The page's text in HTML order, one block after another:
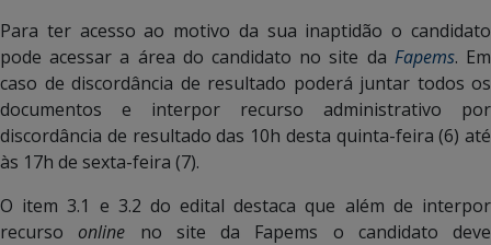
Para ter acesso ao motivo da sua inaptidão o candidato
pode acessar a área do candidato no site da Fapems. Em
caso de discordância de resultado poderá juntar todos os
documentos e interpor recurso administrativo por
discordância de resultado das 10h desta quinta-feira (6) até
às 17h de sexta-feira (7).
O item 3.1 e 3.2 do edital destaca que além de interpor
recurso online no site da Fapems o candidato deve